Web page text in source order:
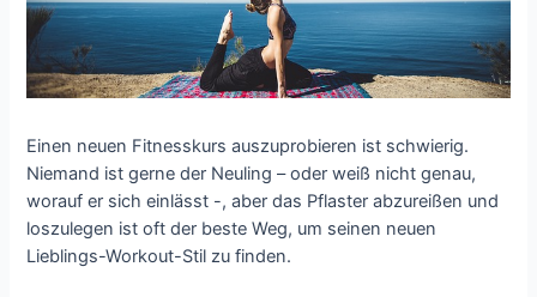
Einen neuen Fitnesskurs auszuprobieren ist schwierig.
Niemand ist gerne der Neuling – oder weiß nicht genau,
worauf er sich einlässt -, aber das Pflaster abzureißen und
loszulegen ist oft der beste Weg, um seinen neuen
Lieblings-Workout-Stil zu finden.